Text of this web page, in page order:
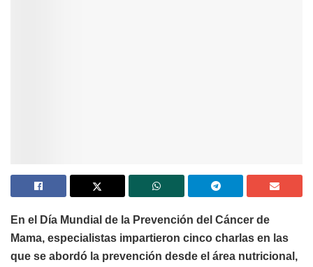
En el Día Mundial de la Prevención del Cáncer de
Mama, especialistas impartieron cinco charlas en las
que se abordó la prevención desde el área nutricional,